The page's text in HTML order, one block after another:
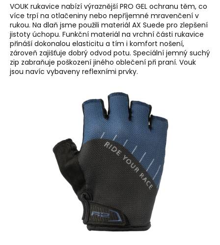
produktu
je
0,0
z
5
hvězdiček.
VOUK rukavice nabízí výraznější PRO GEL ochranu těm, co
více trpí na otlačeniny nebo nepříjemné mravenčení v
rukou. Na dlaň jsme použili materiál AX Suede pro zlepšení
jistoty úchopu. Funkční materiál na vrchní části rukavice
přináší dokonalou elasticitu a tím i komfort nošení,
zároveň zajišťuje dobrý odvod potu. Speciální jemný suchý
zip zabraňuje poškození jiného oblečení při praní. Vouk
jsou navíc vybaveny reflexními prvky.